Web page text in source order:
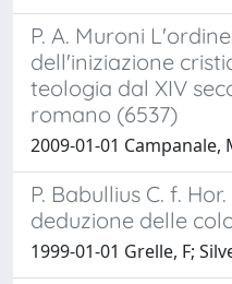
P. A. Muroni
dell'iniziazione
teologia dal XIV
romano (6537)
2009-01-01 Campanale,
P. Babullius C. f.
deduzione delle
1999-01-01 Grelle, F;